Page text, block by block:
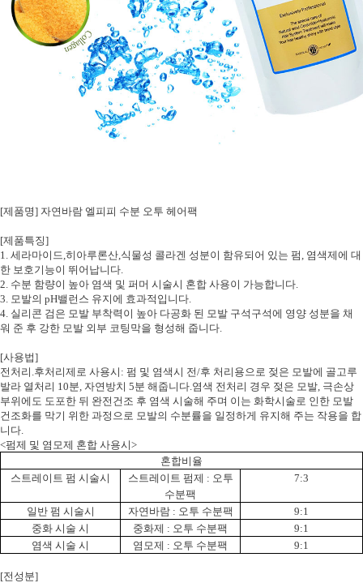
[제품명] 자연바람 엘피피 수분 오투 헤어팩
[제품특징]
1. 세라마이드 히아루론산 식물성 콜라겐 성분이 함유되어 있는 펌 염색제에 대
한 보호기능이 뛰어납니다
2. 수분 함량이 높아 염색 및 퍼머 시술시 혼합 사용이 가능합니다
3. 모발의 pH밸런스 유지에 효과적입니다
4. 실리콘 검은 모발 부착력이 높아 다공화 된 모발 구석구석에 영양 성분을 채
워 준 후 강한 모발 외부 코팅막을 형성해 줍니다
[사용법]
전처리 후처리제로 사용시 : 펌 및 염색시 전/후 처리용으로 젖은 모발에 골고루
발라 열처리 10분 자연방치 5분 해줍니다 염색 전처리 경우 젖은 모발 극손상
부위에도 도포한 뒤 완전건조 후 염색 시술해 주며 이는 화학시술로 인한 모발
건조화를 막기 위한 과정으로 모발의 수분률을 일정하게 유지해 주는 작용을 합
니다
<펌제 및 염모제 혼합 사용시>
혼합비율
스트레이트 펌 시술시
스트레이트 펌제 : 오투
수분팩
7:3
일반 펌 시술시 자연바람 : 오투 수분팩
9:1
중화 시술 시
중화제 : 오투 수분팩
9:1
염색 시술 시
염모제 : 오투 수분팩 9:1
[전성분]